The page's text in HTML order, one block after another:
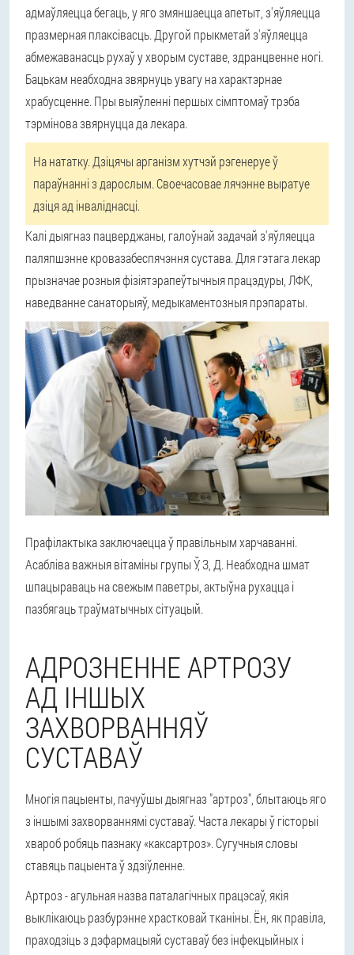
адмаўляецца бегаць, у яго змяншаецца апетыт, з'яўляецца
празмерная плаксівасць. Другой прыкметай з'яўляецца
абмежаванасць рухаў у хворым суставе, здранцвенне ногі.
Бацькам неабходна звярнуць увагу на характэрнае
храбусценне. Пры выяўленні першых сімптомаў трэба
тэрмінова звярнуцца да лекара.
На нататку. Дзіцячы арганізм хутчэй рэгенеруе ў
параўнанні з дарослым. Своечасовае лячэнне выратуе
дзіця ад інваліднасці.
Калі дыягназ пацверджаны, галоўнай задачай з'яўляецца
паляпшэнне кровазабеспячэння сустава. Для гэтага лекар
прызначае розныя фізіятэрапеўтычныя працэдуры, ЛФК,
наведванне санаторыяў, медыкаментозныя прэпараты.
Прафілактыка заключаецца ў правільным харчаванні.
Асабліва важныя вітаміны групы Ў, З, Д. Неабходна шмат
шпацыраваць на свежым паветры, актыўна рухацца і
пазбягаць траўматычных сітуацый.
АДРОЗНЕННЕ АРТРОЗУ
АД ІНШЫХ
ЗАХВОРВАННЯЎ
СУСТАВАЎ
Многія пацыенты, пачуўшы дыягназ "артроз", блытаюць яго
з іншымі захворваннямі суставаў. Часта лекары ў гісторыі
хвароб робяць пазнаку «каксартроз». Сугучныя словы
ставяць пацыента ў здзіўленне.
Артроз - агульная назва паталагічных працэсаў, якія
выклікаюць разбурэнне храстковай тканіны. Ён, як правіла,
праходзіць з дэфармацыяй суставаў без інфекцыйных і